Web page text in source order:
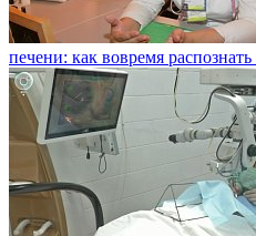
печени: как вовремя распознать